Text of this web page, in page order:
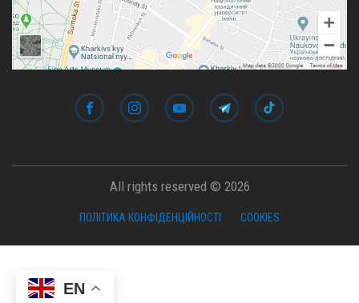
EN
All rights reserved © 2026
ПОЛІТИКА КОНФІДЕНЦІЙНОСТІ COOKIES